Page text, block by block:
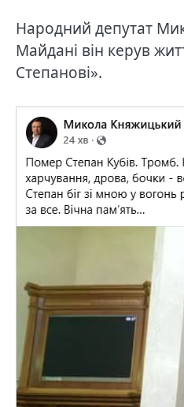
Народний депутат
Майдані він керув
Степанові».